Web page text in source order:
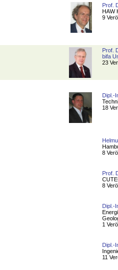
Prof.
HAW
9
Prof.
bifa
23
Dipl.-
18
8
Prof.
8
Dipl.-
1
Dipl.-
11